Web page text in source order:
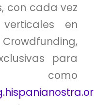
con cada vez
en
para
como